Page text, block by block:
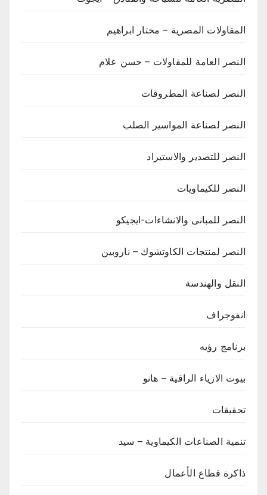
المقاولات المصرية – مختار ابراهيم
النصر العامة للمقاولات – حسن علام
النصر لصناعة المطروقات
النصر لصناعة المواسير الصلب
النصر للتصدير والاستيراد
النصر للكيماويات
النصر للمبانى والانشاءات-ايجيكو
النصر لمنتجات الكاوتشوك – ناروبين
النقل والهندسة
انفوجراف
برنامج رؤيه
بيوت الازياء الراقية – هانو
تحقيقات
تنمية الصناعات الكيماوية – سيد
ذاكرة قطاع الأعمال